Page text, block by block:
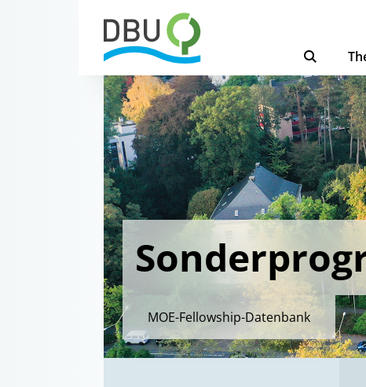
MOE-Fellowship-Datenbank